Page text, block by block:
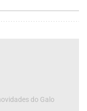
do Galo